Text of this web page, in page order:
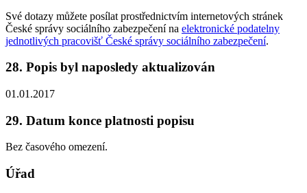
Své dotazy můžete posílat prostřednictvím internetových stránek
České správy sociálního zabezpečení na elektronické podatelny
jednotlivých pracovišť České správy sociálního zabezpečení.
28. Popis byl naposledy aktualizován
01.01.2017
29. Datum konce platnosti popisu
Bez časového omezení.
Úřad